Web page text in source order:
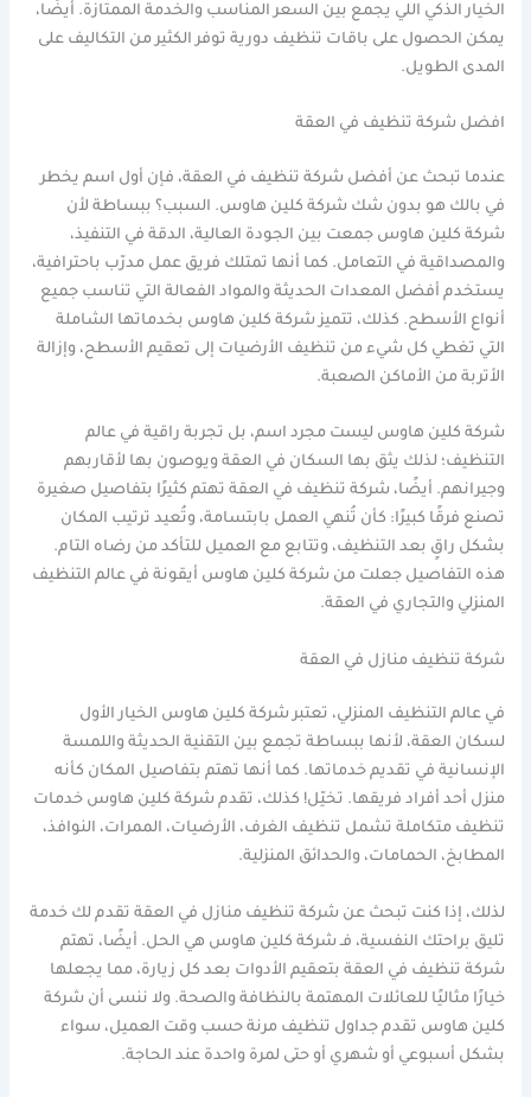
الخيار الذكي اللي يجمع بين السعر المناسب والخدمة الممتازة. أيضًا،
يمكن الحصول على باقات تنظيف دورية توفر الكثير من التكاليف على
المدى الطويل.
افضل شركة تنظيف في العقة
عندما تبحث عن أفضل شركة تنظيف في العقة، فإن أول اسم يخطر
في بالك هو بدون شك شركة كلين هاوس. السبب؟ ببساطة لأن
شركة كلين هاوس جمعت بين الجودة العالية، الدقة في التنفيذ،
والمصداقية في التعامل. كما أنها تمتلك فريق عمل مدرّب باحترافية،
يستخدم أفضل المعدات الحديثة والمواد الفعالة التي تناسب جميع
أنواع الأسطح. كذلك، تتميز شركة كلين هاوس بخدماتها الشاملة
التي تغطي كل شيء من تنظيف الأرضيات إلى تعقيم الأسطح، وإزالة
الأتربة من الأماكن الصعبة.
شركة كلين هاوس ليست مجرد اسم، بل تجربة راقية في عالم
التنظيف؛ لذلك يثق بها السكان في العقة ويوصون بها لأقاربهم
وجيرانهم. أيضًا، شركة تنظيف في العقة تهتم كثيرًا بتفاصيل صغيرة
تصنع فرقًا كبيرًا: كأن تُنهي العمل بابتسامة، وتُعيد ترتيب المكان
بشكل راقٍ بعد التنظيف، وتتابع مع العميل للتأكد من رضاه التام.
هذه التفاصيل جعلت من شركة كلين هاوس أيقونة في عالم التنظيف
المنزلي والتجاري في العقة.
شركة تنظيف منازل في العقة
في عالم التنظيف المنزلي، تعتبر شركة كلين هاوس الخيار الأول
لسكان العقة، لأنها ببساطة تجمع بين التقنية الحديثة واللمسة
الإنسانية في تقديم خدماتها. كما أنها تهتم بتفاصيل المكان كأنه
منزل أحد أفراد فريقها. تخيّل! كذلك، تقدم شركة كلين هاوس خدمات
تنظيف متكاملة تشمل تنظيف الغرف، الأرضيات، الممرات، النوافذ،
المطابخ، الحمامات، والحدائق المنزلية.
لذلك، إذا كنت تبحث عن شركة تنظيف منازل في العقة تقدم لك خدمة
تليق براحتك النفسية، فـ شركة كلين هاوس هي الحل. أيضًا، تهتم
شركة تنظيف في العقة بتعقيم الأدوات بعد كل زيارة، مما يجعلها
خيارًا مثاليًا للعائلات المهتمة بالنظافة والصحة. ولا ننسى أن شركة
كلين هاوس تقدم جداول تنظيف مرنة حسب وقت العميل، سواء
بشكل أسبوعي أو شهري أو حتى لمرة واحدة عند الحاجة.